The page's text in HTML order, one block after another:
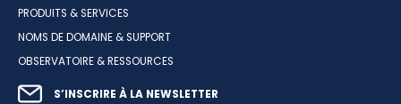
PRODUITS & SERVICES
NOMS DE DOMAINE & SUPPORT
OBSERVATOIRE & RESSOURCES
S’INSCRIRE À LA NEWSLETTER